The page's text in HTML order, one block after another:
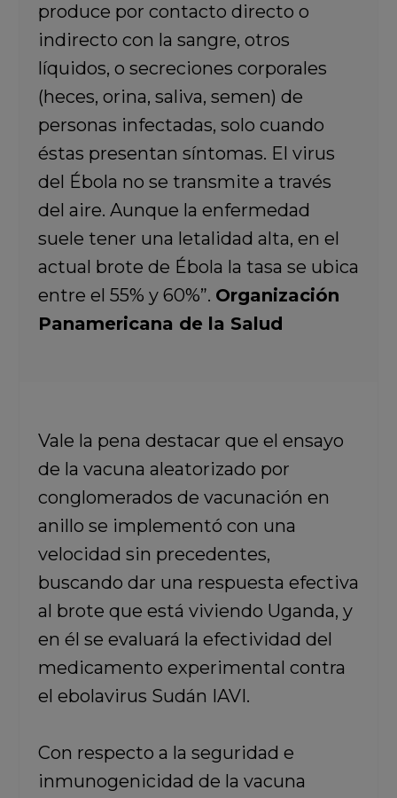
produce por contacto directo o
indirecto con la sangre, otros
líquidos, o secreciones corporales
(heces, orina, saliva, semen) de
personas infectadas, solo cuando
éstas presentan síntomas. El virus
del Ébola no se transmite a través
del aire. Aunque la enfermedad
suele tener una letalidad alta, en el
actual brote de Ébola la tasa se ubica
entre el 55% y 60%”. Organización
Panamericana de la Salud
Vale la pena destacar que el ensayo
de la vacuna aleatorizado por
conglomerados de vacunación en
anillo se implementó con una
velocidad sin precedentes,
buscando dar una respuesta efectiva
al brote que está viviendo Uganda, y
en él se evaluará la efectividad del
medicamento experimental contra
el ebolavirus Sudán IAVI.
Con respecto a la seguridad e
inmunogenicidad de la vacuna